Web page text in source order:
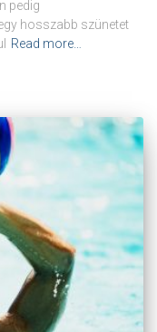
pedig
hosszabb szünetet
Read more…